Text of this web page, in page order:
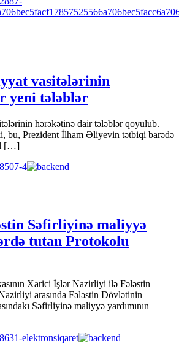
vasitələrinin
yeni tələblər
hərəkətinə dair tələblər qoyulub.
bu, Prezident İlham Əliyevin tətbiqi barədə
[…]
Səfirliyinə maliyyə
tutan Protokolu
Xarici İşlər Nazirliyi ilə Fələstin
arasında Fələstin Dövlətinin
Səfirliyinə maliyyə yardımının